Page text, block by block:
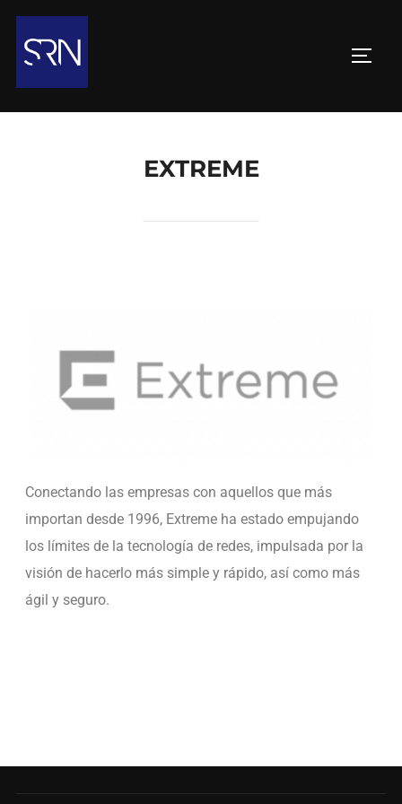
EXTREME
Conectando las empresas con aquellos que más
importan desde 1996, Extreme ha estado empujando
los límites de la tecnología de redes, impulsada por la
visión de hacerlo más simple y rápido, así como más
ágil y seguro.